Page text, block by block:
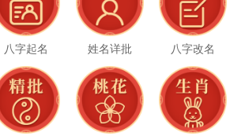
八字起名 姓名详批 八字改名